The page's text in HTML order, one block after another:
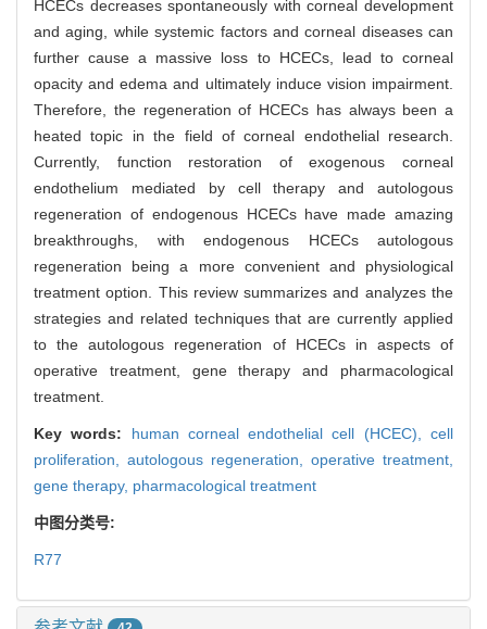
HCECs decreases spontaneously with corneal development
and aging, while systemic factors and corneal diseases can
further cause a massive loss to HCECs, lead to corneal
opacity and edema and ultimately induce vision impairment.
Therefore, the regeneration of HCECs has always been a
heated topic in the field of corneal endothelial research.
Currently, function restoration of exogenous corneal
endothelium mediated by cell therapy and autologous
regeneration of endogenous HCECs have made amazing
breakthroughs, with endogenous HCECs autologous
regeneration being a more convenient and physiological
treatment option. This review summarizes and analyzes the
strategies and related techniques that are currently applied
to the autologous regeneration of HCECs in aspects of
operative treatment, gene therapy and pharmacological
treatment.
Key words: human corneal endothelial cell (HCEC),cell
proliferation, autologous regeneration, operative treatment,
gene therapy, pharmacological treatment
中图分类号:
R77